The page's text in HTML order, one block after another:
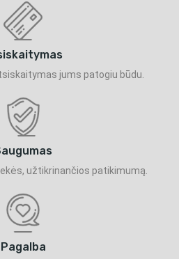
jums patogiu būdu.
užtikrinančios patikimumą.
Pagalba